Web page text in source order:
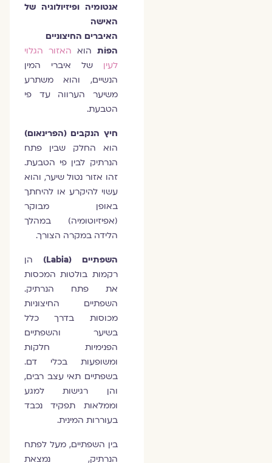
אנטומיה ופיזיולוגיה של
האישה
האיברים החיצוניים
הפוֹתהואהאזור הגלוי
לעיןשל איברי המין
הנשיים, והוא משתרע
משיער הערווה עד פי
הטבעת.
חיץ הנקבים (הפרינאום)
הוא החלק שבין פתח
הנרתיק לבין פי הטבעת.
זהו אזור נטול שיער, והוא
עשוי להיקרע או להיחתך
באופן מבוקר
(אפיזיוטומיה) במהלך
הלידה במקרה הצורך.
השפתיים (Labia)
הן
רקמות בולטות המכסות
את פתח הנרתיק.
השפתיים החיצוניות
מכוסות בדרך כלל
בשיער והשפתיים
הפנימיות חלקות
ומשופעות בכלי דם.
בשפתיים תאי עצב רבים,
והן רגישות למגע
וממלאות תפקיד נכבד
בעוררות המינית.
בין השפתיים, מעל לפתח
הנרתיק, נמצאת